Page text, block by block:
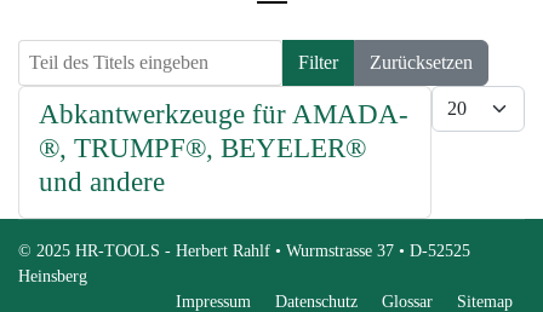
Teil des Titels eingeben Filter
Zurücksetzen
Anzeige #
Abkantwerkzeuge für AMADA­
®, TRUMPF®, BEYELER®
und andere
© 2025 HR-TOOLS - Herbert Rahlf • Wurmstrasse 37 • D-52525
Heinsberg
Impressum
Datenschutz Glossar
Sitemap